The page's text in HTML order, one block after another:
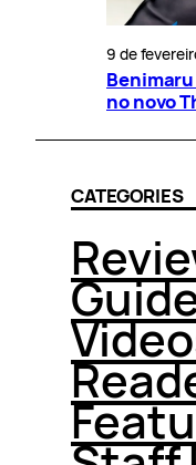
9 de
no novo
CATEGORIES